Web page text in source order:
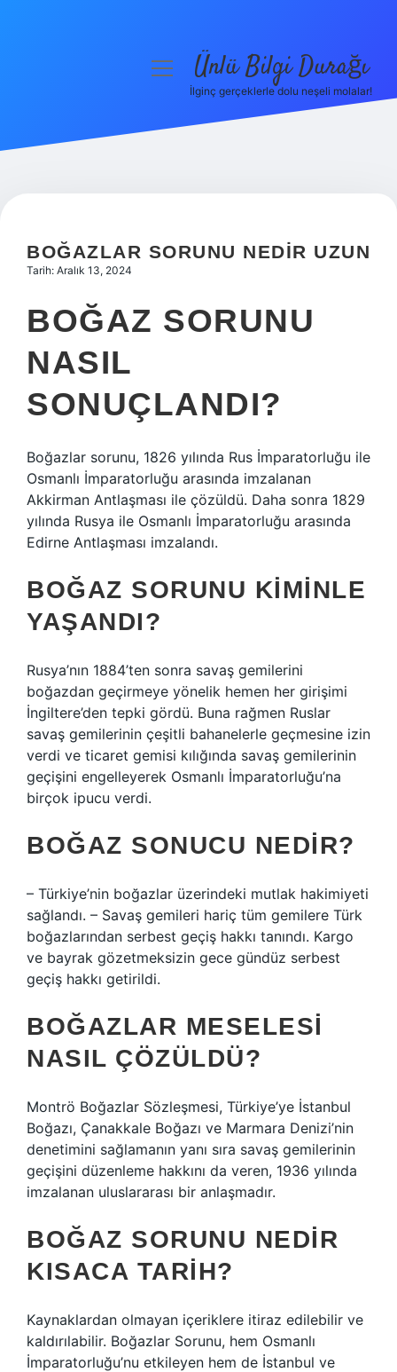
Hakkımızda
menüyüÜnlü Bilgi Durağı
İlginç gerçeklerle dolu neşeli molalar!
BOĞAZLAR SORUNU NEDIR UZUN
Tarih: Aralık 13, 2024
BOĞAZ SORUNU
NASIL
SONUÇLANDI?
Boğazlar sorunu, 1826 yılında Rus İmparatorluğu ile
Osmanlı İmparatorluğu arasında imzalanan
Akkirman Antlaşması ile çözüldü. Daha sonra 1829
yılında Rusya ile Osmanlı İmparatorluğu arasında
Edirne Antlaşması imzalandı.
BOĞAZ SORUNU KIMINLE
YAŞANDI?
Rusya’nın 1884’ten sonra savaş gemilerini
boğazdan geçirmeye yönelik hemen her girişimi
İngiltere’den tepki gördü. Buna rağmen Ruslar
savaş gemilerinin çeşitli bahanelerle geçmesine izin
verdi ve ticaret gemisi kılığında savaş gemilerinin
geçişini engelleyerek Osmanlı İmparatorluğu’na
birçok ipucu verdi.
BOĞAZ SONUCU NEDIR?
– Türkiye’nin boğazlar üzerindeki mutlak hakimiyeti
sağlandı. – Savaş gemileri hariç tüm gemilere Türk
boğazlarından serbest geçiş hakkı tanındı. Kargo
ve bayrak gözetmeksizin gece gündüz serbest
geçiş hakkı getirildi.
BOĞAZLAR MESELESI
NASIL ÇÖZÜLDÜ?
Montrö Boğazlar Sözleşmesi, Türkiye’ye İstanbul
Boğazı, Çanakkale Boğazı ve Marmara Denizi’nin
denetimini sağlamanın yanı sıra savaş gemilerinin
geçişini düzenleme hakkını da veren, 1936 yılında
imzalanan uluslararası bir anlaşmadır.
BOĞAZ SORUNU NEDIR
KISACA TARIH?
Kaynaklardan olmayan içeriklere itiraz edilebilir ve
kaldırılabilir. Boğazlar Sorunu, hem Osmanlı
İmparatorluğu’nu etkileyen hem de İstanbul ve